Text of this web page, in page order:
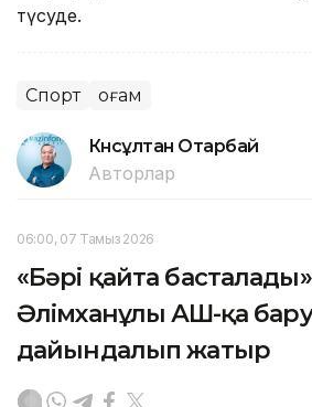
түсуде.
Спорт Қоғам
Күнсұлтан Отарбай
Авторлар
06:00, 07 Тамыз 2026
«Бәрі қайта
Әлімханұлы АҚШ-қа
дайындалып жатыр